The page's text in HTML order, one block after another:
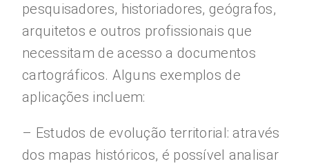
pesquisadores, historiadores, geógrafos,
arquitetos e outros profissionais que
necessitam de acesso a documentos
cartográficos. Alguns exemplos de
aplicações incluem:
– Estudos de evolução territorial: através
dos mapas históricos, é possível analisar